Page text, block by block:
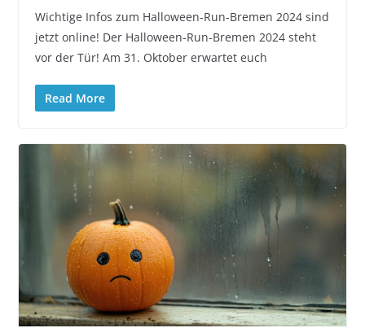
Wichtige Infos zum Halloween-Run-Bremen 2024 sind
jetzt online! Der Halloween-Run-Bremen 2024 steht
vor der Tür! Am 31. Oktober erwartet euch
Read More